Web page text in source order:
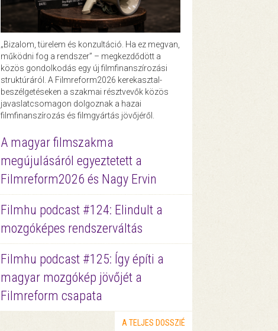
„Bizalom, türelem és konzultáció. Ha ez megvan,
működni fog a rendszer” – megkezdődött a
közös gondolkodás egy új filmfinanszírozási
struktúráról. A Filmreform2026 kerekasztal-
beszélgetéseken a szakmai résztvevők közös
javaslatcsomagon dolgoznak a hazai
filmfinanszírozás és filmgyártás jövőjéről.
A magyar filmszakma
megújulásáról egyeztetett a
Filmreform2026 és Nagy Ervin
Filmhu podcast #124: Elindult a
mozgóképes rendszerváltás
Filmhu podcast #125: Így építi a
magyar mozgókép jövőjét a
Filmreform csapata
A TELJES DOSSZIÉ